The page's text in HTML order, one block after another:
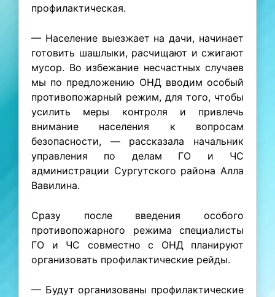
профилактическая.
— Население выезжает на дачи, начинает
готовить шашлыки, расчищают и сжигают
мусор. Во избежание несчастных случаев
мы по предложению ОНД вводим особый
противопожарный режим, для того, чтобы
усилить меры контроля и привлечь
внимание населения к вопросам
безопасности, — рассказала начальник
управления по делам ГО и ЧС
администрации Сургутского района Алла
Вавилина.
Сразу после введения особого
противопожарного режима специалисты
ГО и ЧС совместно с ОНД планируют
организовать профилактические рейды.
— Будут организованы профилактические